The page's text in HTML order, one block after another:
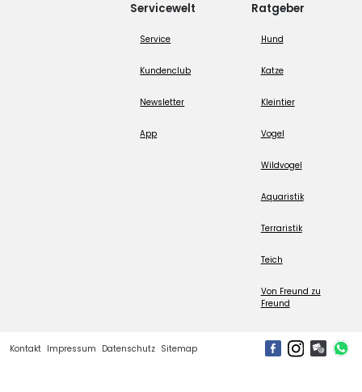
Servicewelt
Service
Kundenclub
Newsletter
App
Ratgeber
Hund
Katze
Kleintier
Vogel
Wildvogel
Aquaristik
Terraristik
Teich
Von Freund zu
Freund
Kontakt Impressum Datenschutz Sitemap